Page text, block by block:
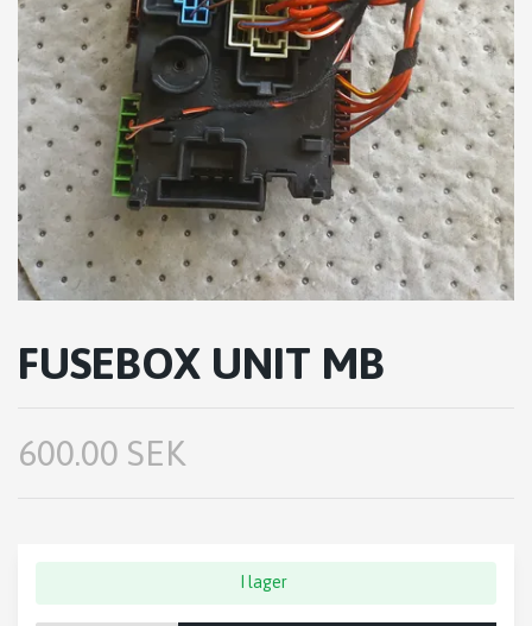
FUSEBOX UNIT MB
600.00 SEK
I lager